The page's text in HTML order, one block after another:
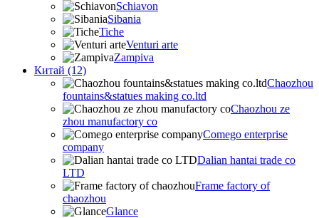
Schiavon
Sibania
Tiche
Venturi arte
Zampiva
Китай (12)
Chaozhou
fountains&statues making co.ltd
Chaozhou ze
zhou manufactory co
Comego enterprise
company
Dalian hantai trade co
LTD
Frame factory of
chaozhou
Glance